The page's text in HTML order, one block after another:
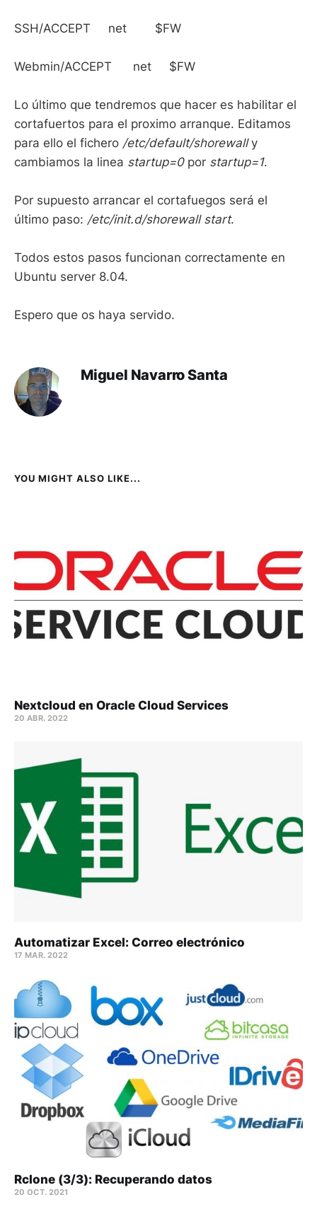
SSH/ACCEPT net $FW
Webmin/ACCEPT net $FW
Lo último que tendremos que hacer es habilitar el
cortafuertos para el proximo arranque. Editamos
para ello el fichero /etc/default/shorewally
cambiamos la linea startup=0por startup=1.
Por supuesto arrancar el cortafuegos será el
último paso: /etc/init.d/shorewall start.
Todos estos pasos funcionan correctamente en
Ubuntu server 8.04.
Espero que os haya servido.
Miguel Navarro Santa
YOU MIGHT ALSO LIKE...
Nextcloud en Oracle Cloud Services
20 ABR. 2022
Automatizar Excel: Correo electrónico
17 MAR. 2022
Rclone (3/3): Recuperando datos
20 OCT. 2021